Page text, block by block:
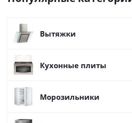
Вытяжки
Кухонные плиты
Морозильники